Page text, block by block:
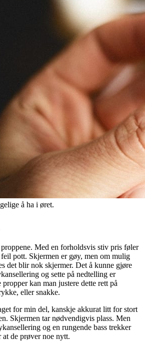
å ha i øret.
Med en forholdsvis stiv pris føler
pott. Skjermen er gøy, men om mulig
det blir nok skjermer. Det å kunne gjøre
og sette på nedtelling er
kan man justere dette rett på
eller snakke.
for min del, kanskje akkurat litt for stort
Skjermen tar nødvendigvis plass. Men
og en rungende bass trekker
de prøver noe nytt.